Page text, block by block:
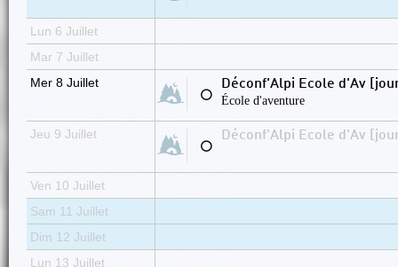
Lun 6 Juillet
Mar 7 Juillet
Mer 8 Juillet
⚪
Déconf'Alpi Ecole d'Av
École d'aventure
Jeu 9 Juillet
⚪
Déconf'Alpi Ecole d'Av
Ven 10 Juillet
Sam 11 Juillet
Dim 12 Juillet
Lun 13 Juillet